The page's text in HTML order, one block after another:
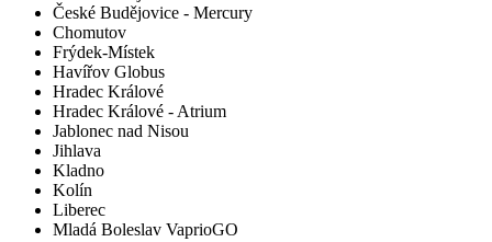
České Budějovice - Mercury
Chomutov
Frýdek-Místek
Havířov Globus
Hradec Králové
Hradec Králové - Atrium
Jablonec nad Nisou
Jihlava
Kladno
Kolín
Liberec
Mladá Boleslav VaprioGO